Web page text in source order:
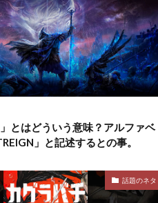
」とはどういう意味？アルファベ
」と記述するとの事。
話題のネタ